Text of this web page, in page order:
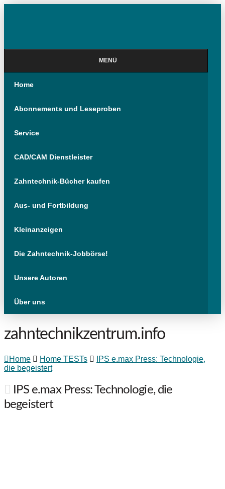
MENÜ
Home
Abonnements und Leseproben
Service
CAD/CAM Dienstleister
Zahntechnik-Bücher kaufen
Aus- und Fortbildung
Kleinanzeigen
Die Zahntechnik-Jobbörse!
Unsere Autoren
Über uns
zahntechnikzentrum.info
Home Home TESTs
IPS e.max Press: Technologie,
die begeistert
IPS e.max Press: Technologie, die
begeistert